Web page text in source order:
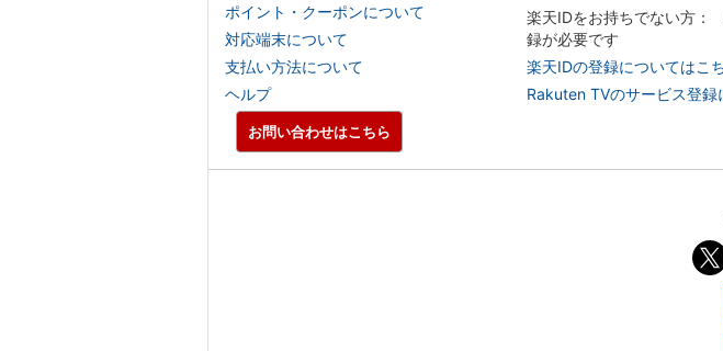
ポイント・クーポンについて
対応端末について
支払い方法について
ヘルプ
楽天IDをお持ちでない方：
録が必要です
楽天IDの登録についてはこ
Rakuten TVのサービス登
お問い合わせはこちら